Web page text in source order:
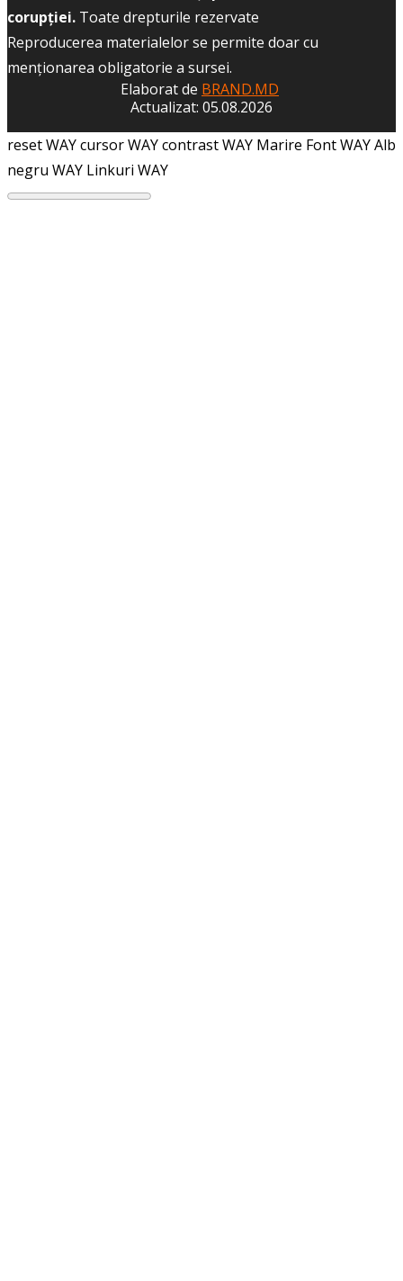
corupției. Toate drepturile rezervate
Reproducerea materialelor se permite doar cu
menţionarea obligatorie a sursei.
Elaborat de BRAND.MD
Actualizat: 05.08.2026
reset WAYcursor WAYcontrast WAY Marire Font WAYAlb
negru WAY Linkuri WAY